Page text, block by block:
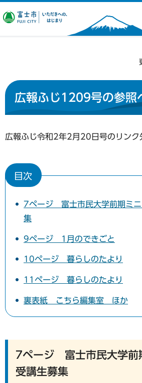
富士市 いただ
広報ふじ1209号の参照
広報ふじ令和2年2月20日号のリンク
目次
7ページ 富士市民大学前期ミニ
集
9ページ 1月のできごと
10ページ 暮らしのたより
11ページ 暮らしのたより
裏表紙 こちら編集室 ほか
7ページ 富士市民大学前
受講生募集